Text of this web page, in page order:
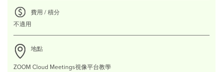
費用 / 積分
不適用
地點
ZOOM Cloud Meetings視像平台教學